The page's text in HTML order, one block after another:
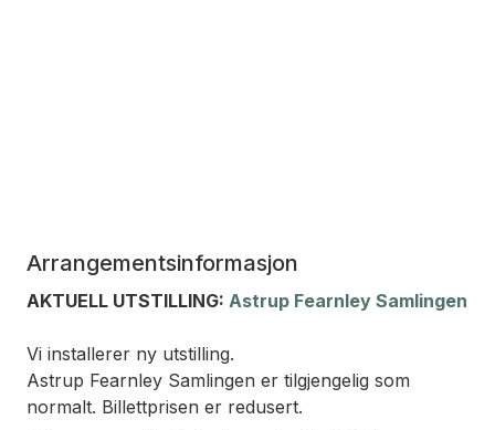
Arrangementsinformasjon
AKTUELL UTSTILLING: Astrup Fearnley Samlingen
Vi installerer ny utstilling.
Astrup Fearnley Samlingen er tilgjengelig som
normalt. Billettprisen er redusert.